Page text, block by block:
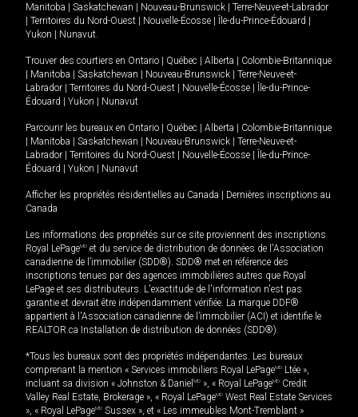
Manitoba
Saskatchewan Nouveau-Brunswick
Terre-Neuve-et-Labrador
Territoires du Nord-Ouest Nouvelle-Écosse Île-du-Prince-Édouard
Yukon
Nunavut.
Trouver des courtiers en Ontario Québec Alberta
Colombie-Britannique
Manitoba Saskatchewan Nouveau-Brunswick
Terre-Neuve-et-
Labrador
Territoires du Nord-Ouest Nouvelle-Écosse
Île-du-Prince-
Édouard
Yukon Nunavut
Parcourir les bureaux en Ontario Québec Alberta
Colombie-Britannique
Manitoba Saskatchewan Nouveau-Brunswick
Terre-Neuve-et-
Labrador
Territoires du Nord-Ouest Nouvelle-Écosse
Île-du-Prince-
Édouard
Yukon Nunavut
Afficher les propriétés résidentielles au Canada
Dernières inscriptions au
Canada
Les informations des propriétés sur ce site proviennent des inscriptions
Royal LePageMD et du service de distribution de données de l'Association
canadienne de l’immobilier (SDD®). SDD® met en référence des
inscriptions tenues par des agences immobilières autres que Royal
LePage et ses distributeurs. L'exactitude de l'information n'est pas
garantie et devrait être indépendamment vérifiée. La marque DDF®
appartient à l'Association canadienne de l’immobilier (ACI) et identifie le
REALTOR.ca Installation de distribution de données (SDD®).
*Tous les bureaux sont des propriétés indépendantes. Les bureaux
comprenant la mention « Services immobiliers Royal LePageMD Ltée »,
incluant sa division « Johnston & Daniel MD », « Royal LePageMD Credit
Valley Real Estate, Brokerage », « Royal LePageMD West Real Estate Services
», « Royal LePageMD Sussex », et « Les immeubles Mont-Tremblant »